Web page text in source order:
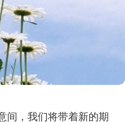
间，我们将带着新的期